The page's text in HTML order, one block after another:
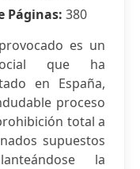
Páginas: 380
es un
que ha
en España,
proceso
total a
supuestos
la